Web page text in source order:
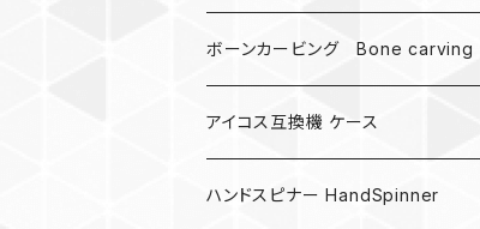
ボーンカービング Bone carving
アイコス互換機 ケース
ハンドスピナー HandSpinner